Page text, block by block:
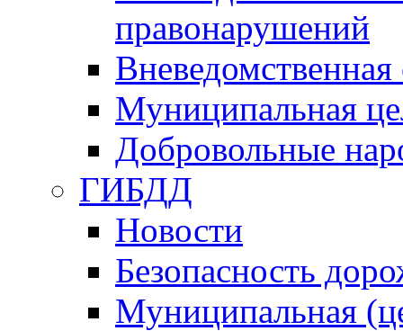
правонарушений
Вневедомственная
Муниципальная
Добровольные
ГИБДД
Новости
Безопасность
Муниципальная